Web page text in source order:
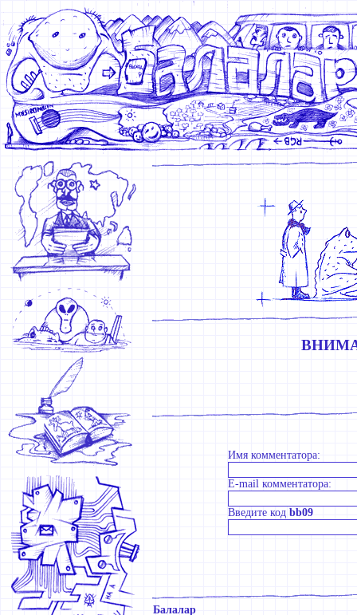
Имя комментатора:
E-mail комментатора:
Введите код bb09
Балалар